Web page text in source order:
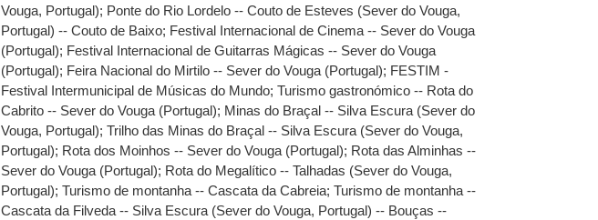
Vouga, Portugal); Ponte do Rio Lordelo -- Couto de Esteves (Sever do Vouga,
Portugal) -- Couto de Baixo; Festival Internacional de Cinema -- Sever do Vouga
(Portugal); Festival Internacional de Guitarras Mágicas -- Sever do Vouga
(Portugal); Feira Nacional do Mirtilo -- Sever do Vouga (Portugal); FESTIM -
Festival Intermunicipal de Músicas do Mundo;Turismo gastronómico -- Rota do
Cabrito -- Sever do Vouga (Portugal); Minas do Braçal -- Silva Escura (Sever do
Vouga, Portugal);Trilho das Minas do Braçal -- Silva Escura (Sever do Vouga,
Portugal); Rota dos Moinhos -- Sever do Vouga (Portugal); Rota das Alminhas --
Sever do Vouga (Portugal); Rota do Megalítico -- Talhadas (Sever do Vouga,
Portugal);Turismo de montanha -- Cascata da Cabreia;Turismo de montanha --
Cascata da Filveda -- Silva Escura (Sever do Vouga, Portugal) -- Bouças --